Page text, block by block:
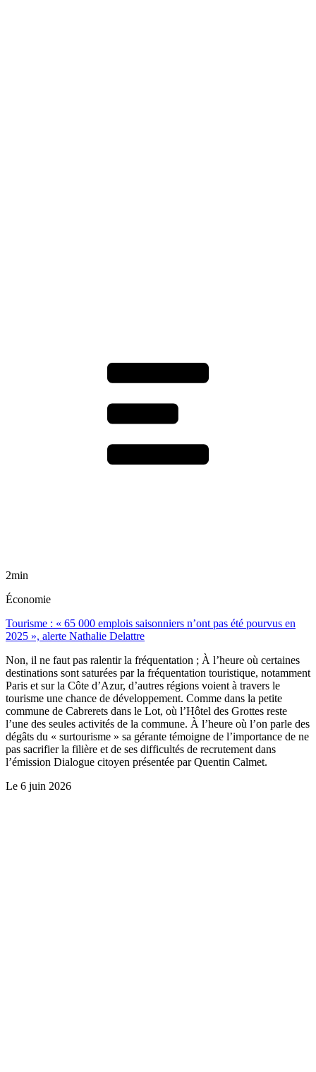
2min
Économie
Tourisme : « 65 000 emplois saisonniers n’ont pas été pourvus en
2025 », alerte Nathalie Delattre
Non, il ne faut pas ralentir la fréquentation ; À l’heure où certaines
destinations sont saturées par la fréquentation touristique, notamment
Paris et sur la Côte d’Azur, d’autres régions voient à travers le
tourisme une chance de développement. Comme dans la petite
commune de Cabrerets dans le Lot, où l’Hôtel des Grottes reste
l’une des seules activités de la commune. À l’heure où l’on parle des
dégâts du « surtourisme » sa gérante témoigne de l’importance de ne
pas sacrifier la filière et de ses difficultés de recrutement dans
l’émission Dialogue citoyen présentée par Quentin Calmet.
Le 6 juin 2026